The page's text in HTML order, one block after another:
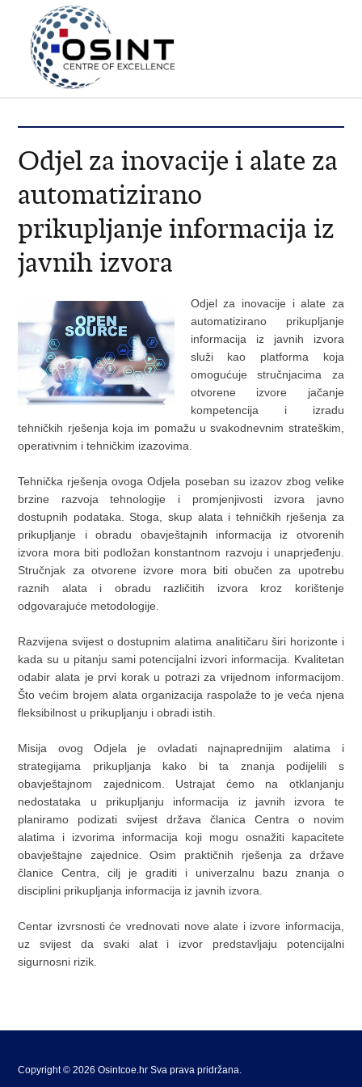
Odjel za inovacije i alate za
automatizirano
prikupljanje informacija iz
javnih izvora
Odjel za inovacije i alate za
automatizirano prikupljanje
informacija iz javnih izvora
služi kao platforma koja
omogućuje stručnjacima za
otvorene izvore jačanje
kompetencija i izradu
tehničkih rješenja koja im pomažu u svakodnevnim strateškim,
operativnim i tehničkim izazovima.
Tehnička rješenja ovoga Odjela poseban su izazov zbog velike
brzine razvoja tehnologije i promjenjivosti izvora javno
dostupnih podataka. Stoga, skup alata i tehničkih rješenja za
prikupljanje i obradu obavještajnih informacija iz otvorenih
izvora mora biti podložan konstantnom razvoju i unaprjeđenju.
Stručnjak za otvorene izvore mora biti obučen za upotrebu
raznih alata i obradu različitih izvora kroz korištenje
odgovarajuće metodologije.
Razvijena svijest o dostupnim alatima analitičaru širi horizonte i
kada su u pitanju sami potencijalni izvori informacija. Kvalitetan
odabir alata je prvi korak u potrazi za vrijednom informacijom.
Što većim brojem alata organizacija raspolaže to je veća njena
fleksibilnost u prikupljanju i obradi istih.
Misija ovog Odjela je ovladati najnaprednijim alatima i
strategijama prikupljanja kako bi ta znanja podijelili s
obavještajnom zajednicom. Ustrajat ćemo na otklanjanju
nedostataka u prikupljanju informacija iz javnih izvora te
planiramo podizati svijest država članica Centra o novim
alatima i izvorima informacija koji mogu osnažiti kapacitete
obavještajne zajednice. Osim praktičnih rješenja za države
članice Centra, cilj je graditi i univerzalnu bazu znanja o
disciplini prikupljanja informacija iz javnih izvora.
Centar izvrsnosti će vrednovati nove alate i izvore informacija,
uz svijest da svaki alat i izvor predstavljaju potencijalni
sigurnosni rizik.
Copyright © 2026 Osintcoe.hr Sva prava pridržana.